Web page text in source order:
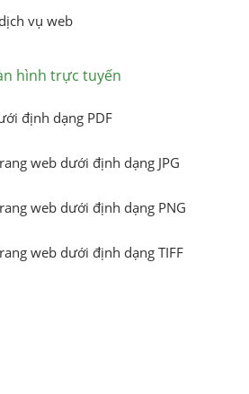
vụ web
hình trực tuyến
định dạng PDF
web dưới định dạng JPG
web dưới định dạng PNG
web dưới định dạng TIFF